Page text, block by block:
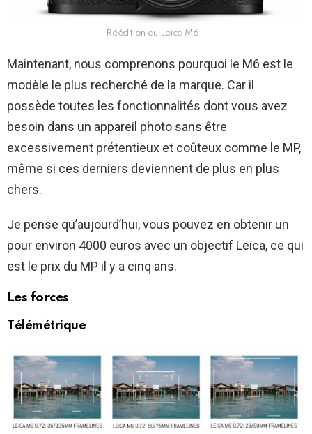
Réédition du Leica M6
Maintenant, nous comprenons pourquoi le M6 est le
modèle le plus recherché de la marque. Car il
possède toutes les fonctionnalités dont vous avez
besoin dans un appareil photo sans être
excessivement prétentieux et coûteux comme le MP,
même si ces derniers deviennent de plus en plus
chers.
Je pense qu’aujourd’hui, vous pouvez en obtenir un
pour environ 4000 euros avec un objectif Leica, ce qui
est le prix du MP il y a cinq ans.
Les forces
Télémétrique